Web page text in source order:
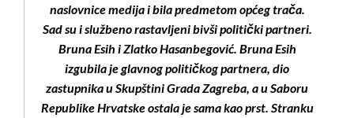
naslovnice medija i bila predmetom općeg trača.
Sad su i službeno rastavljeni bivši politički partneri.
Bruna Esih i Zlatko Hasanbegović. Bruna Esih
izgubila je glavnog političkog partnera, dio
zastupnika u Skupštini Grada Zagreba, a u Saboru
Republike Hrvatske ostala je sama kao prst. Stranku